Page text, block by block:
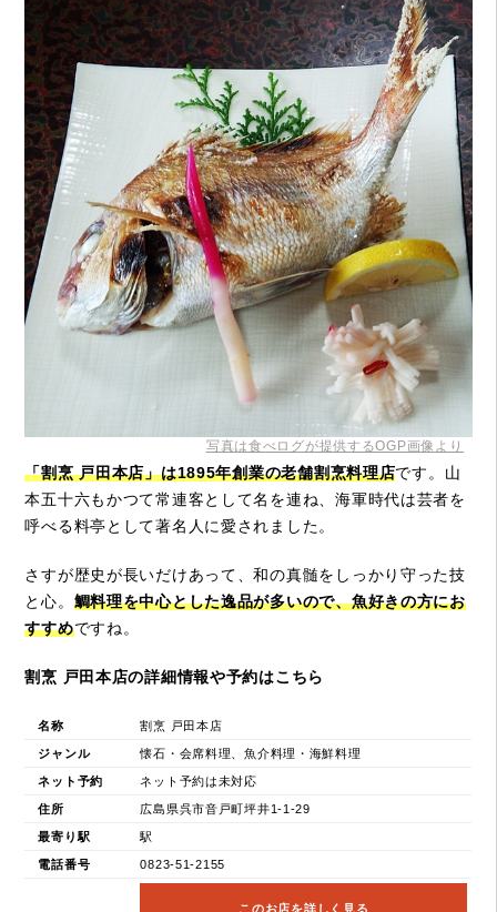
写真は食べログが提供するOGP画像より
「割烹 戸田本店」は1895年創業の老舗割烹料理店です。山
本五十六もかつて常連客として名を連ね、海軍時代は芸者を
呼べる料亭として著名人に愛されました。
さすが歴史が長いだけあって、和の真髄をしっかり守った技
と心。 鯛料理を中心とした逸品が多いので、魚好きの方にお
すすめですね。
割烹 戸田本店の詳細情報や予約はこちら
名称 割烹 戸田本店
ジャンル 懐石・会席料理、魚介料理・海鮮料理
ネット予約 ネット予約は未対応
住所 広島県呉市音戸町坪井1-1-29
最寄り駅 駅
電話番号 0823-51-2155
このお店を詳しく見る